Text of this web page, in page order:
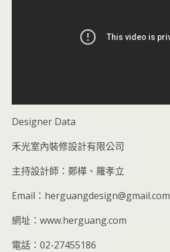
Designer Data
禾光室內裝修設計有限公司
主持設計師：鄭樺、羅孝立
Email：herguangdesign@gmail.com
網址：www.herguang.com
電話：02-27455186